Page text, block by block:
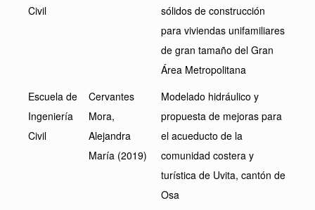
Civil
sólidos de construcción
para viviendas unifamiliares
de gran tamaño del Gran
Área Metropolitana
Escuela de
Ingeniería
Civil
Cervantes
Mora,
Alejandra
María (2019)
Modelado hidráulico y
propuesta de mejoras para
el acueducto de la
comunidad costera y
turística de Uvita, cantón de
Osa